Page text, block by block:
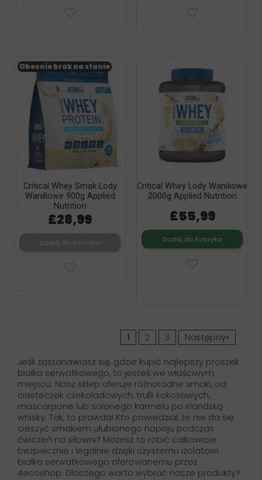
Critical Whey Smak Lody
Waniliowe 900g Applied
Nutrition
£28,99
Obecnie brak na stanie
Critical Whey Lody Waniliowe
2000g Applied Nutrition
£55,99
Dodaj do koszyka
1 2 3 Następny»
Jeśli zastanawiasz się, gdzie kupić najlepszy proszek
białka serwatkowego, to jesteś we właściwym
miejscu. Nasz sklep oferuje różnorodne smaki, od
ciasteczek czekoladowych, trufli kokosowych,
mascarpone lub solonego karmelu po irlandzką
whisky. Tak, to prawda! Kto powiedział, że nie da się
cieszyć smakiem ulubionego napoju podczas
ćwiczeń na siłowni? Możesz to robić całkowicie
bezpiecznie i legalnie dzięki czystemu izolatowi
białka serwatkowego oferowanemu przez
4ecoshop. Dlaczego warto wybrać nasze produkty?